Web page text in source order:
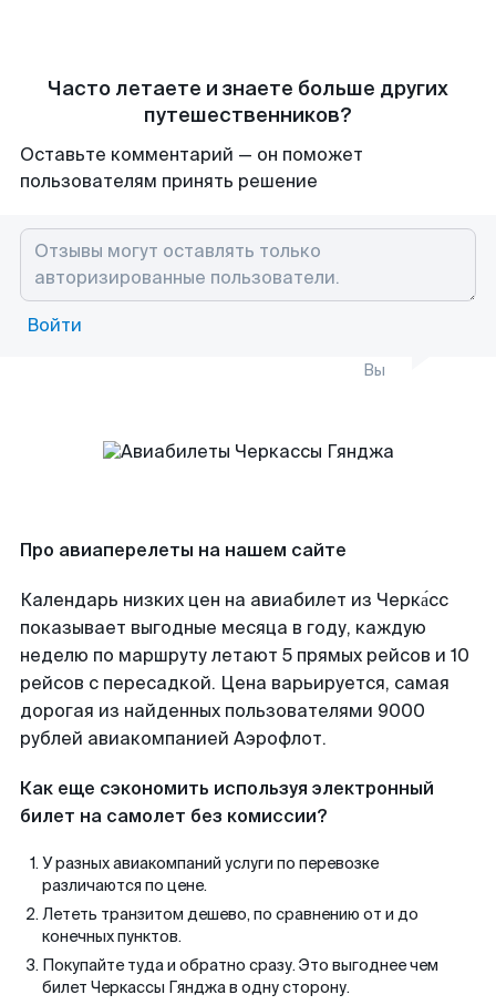
Часто летаете и знаете больше других
путешественников?
Оставьте комментарий — он поможет
пользователям принять решение
Войти
Вы
Про авиаперелеты на нашем сайте
Календарь низких цен на авиабилет из Черка́сс
показывает выгодные месяца в году, каждую
неделю по маршруту летают 5 прямых рейсов и 10
рейсов с пересадкой. Цена варьируется, самая
дорогая из найденных пользователями 9000
рублей авиакомпанией Аэрофлот.
Как еще сэкономить используя электронный
билет на самолет без комиссии?
У разных авиакомпаний услуги по перевозке
различаются по цене.
Лететь транзитом дешево, по сравнению от и до
конечных пунктов.
Покупайте туда и обратно сразу. Это выгоднее чем
билет Черкассы Гянджа в одну сторону.